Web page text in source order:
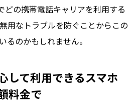
どの携帯電話キャリアを利用する
用なトラブルを防ぐことからこの
るのかもしれません。
して利用できるスマホ
料金で